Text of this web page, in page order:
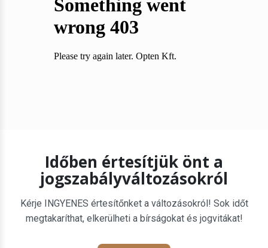
Időben értesítjük önt a
jogszabályváltozásokról
Kérje INGYENES értesítőnket a változásokról! Sok időt
megtakaríthat, elkerülheti a bírságokat és jogvitákat!